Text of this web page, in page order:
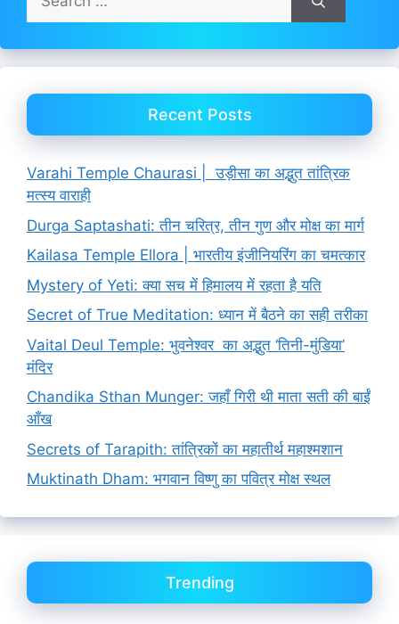
for:
Recent Posts
Varahi Temple Chaurasi | उड़ीसा का अद्भुत तांत्रिक
मत्स्य वाराही
Durga Saptashati: तीन चरित्र, तीन गुण और मोक्ष का मार्ग
Kailasa Temple Ellora | भारतीय इंजीनियरिंग का चमत्कार
Mystery of Yeti: क्या सच में हिमालय में रहता है यति
Secret of True Meditation: ध्यान में बैठने का सही तरीका
Vaital Deul Temple: भुवनेश्वर का अद्भुत ‘तिनी-मुंडिया’
मंदिर
Chandika Sthan Munger: जहाँ गिरी थी माता सती की बाईं
आँख
Secrets of Tarapith: तांत्रिकों का महातीर्थ महाश्मशान
Muktinath Dham: भगवान विष्णु का पवित्र मोक्ष स्थल
Trending